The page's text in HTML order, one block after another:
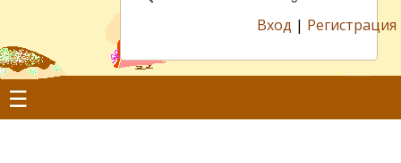
Вход | Регистрация
☰